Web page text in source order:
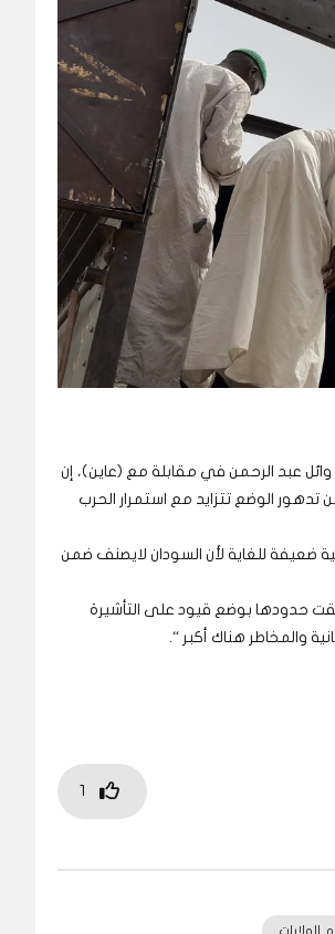
عبد الرحمن في مقابلة مع (عاين)، إن
الوضع تتزايد مع استمرار الحرب
ضعيفة للغاية لأن السودان لايصنف ضمن
حدودها بوضع قيود على التأشيرة
والمخاطر هناك أكبر “.
1
الولايات